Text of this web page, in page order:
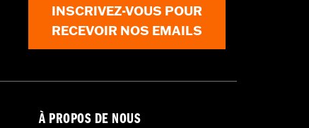
INSCRIVEZ-VOUS POUR
RECEVOIR NOS EMAILS
À PROPOS DE NOUS